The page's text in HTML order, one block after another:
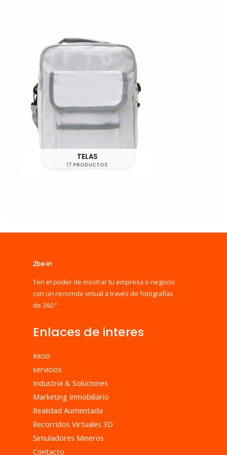
TELAS
17 PRODUCTOS
2be-in
Ten el poder de mostrar tu empresa o negocio
con un recorrido virtual a través de fotografías
de 360 º
Enlaces de interes
Inicio
servicios
Industria & Soluciones
Marketing Inmobiliario
Realidad Aumentada
Recorridos Virtuales 3D
Simuladores Mineros
Contacto